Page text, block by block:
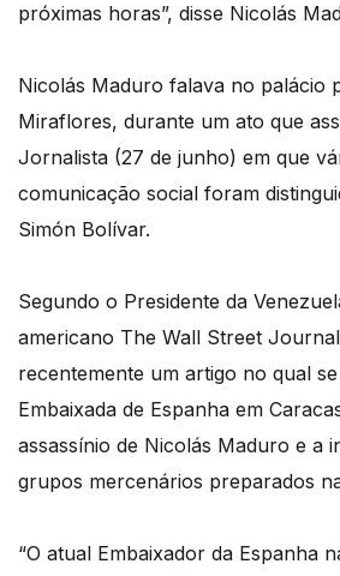
próximas horas”, disse Nicolás
Nicolás Maduro falava no palácio
Miraflores, durante um ato que
Jornalista (27 de junho) em que
comunicação social foram
Simón Bolívar.
Segundo o Presidente da
americano The Wall Street
recentemente um artigo no qual
Embaixada de Espanha em
assassínio de Nicolás Maduro e a
grupos mercenários preparados
“O atual Embaixador da Espanha